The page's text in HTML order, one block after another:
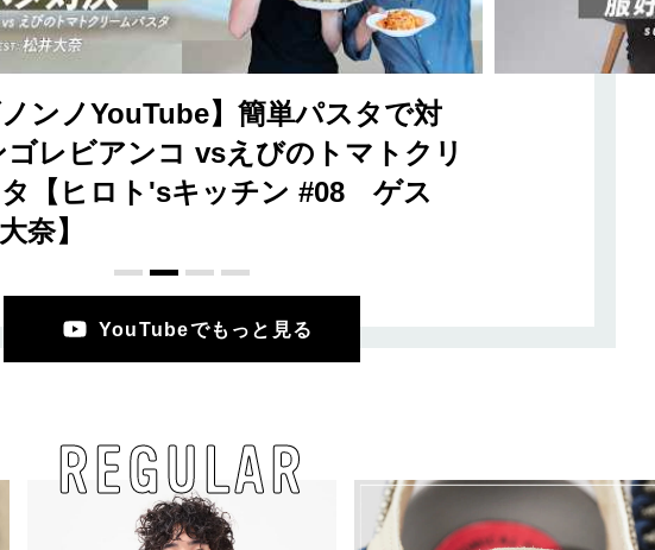
ノンノYouTube】簡単パスタで対
ゴレビアンコ vsえびのトマトクリ
【ヒロト'sキッチン #08 ゲス
奈】
YouTubeでもっと見る
REGULAR